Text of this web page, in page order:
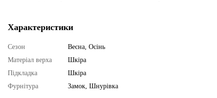
Характеристики
Сезон
Весна, Осінь
Матеріал верха
Шкіра
Підкладка
Шкіра
Фурнітура
Замок, Шнурівка